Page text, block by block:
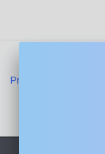
Produkte